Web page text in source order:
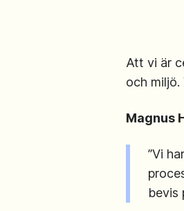
Att vi är
och
Magnus
”Vi
bevis